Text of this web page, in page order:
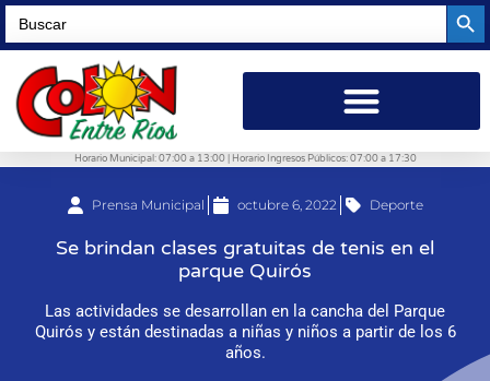
Search
for:
Horario Municipal: 07:00 a 13:00 | Horario Ingresos Públicos: 07:00 a 17:30
Prensa Municipal octubre 6, 2022 Deporte
Se brindan clases gratuitas de tenis en el
parque Quirós
Las actividades se desarrollan en la cancha del Parque
Quirós y están destinadas a niñas y niños a partir de los 6
años.